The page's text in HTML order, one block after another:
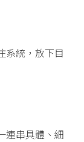
系統，放下目
連串具體、細